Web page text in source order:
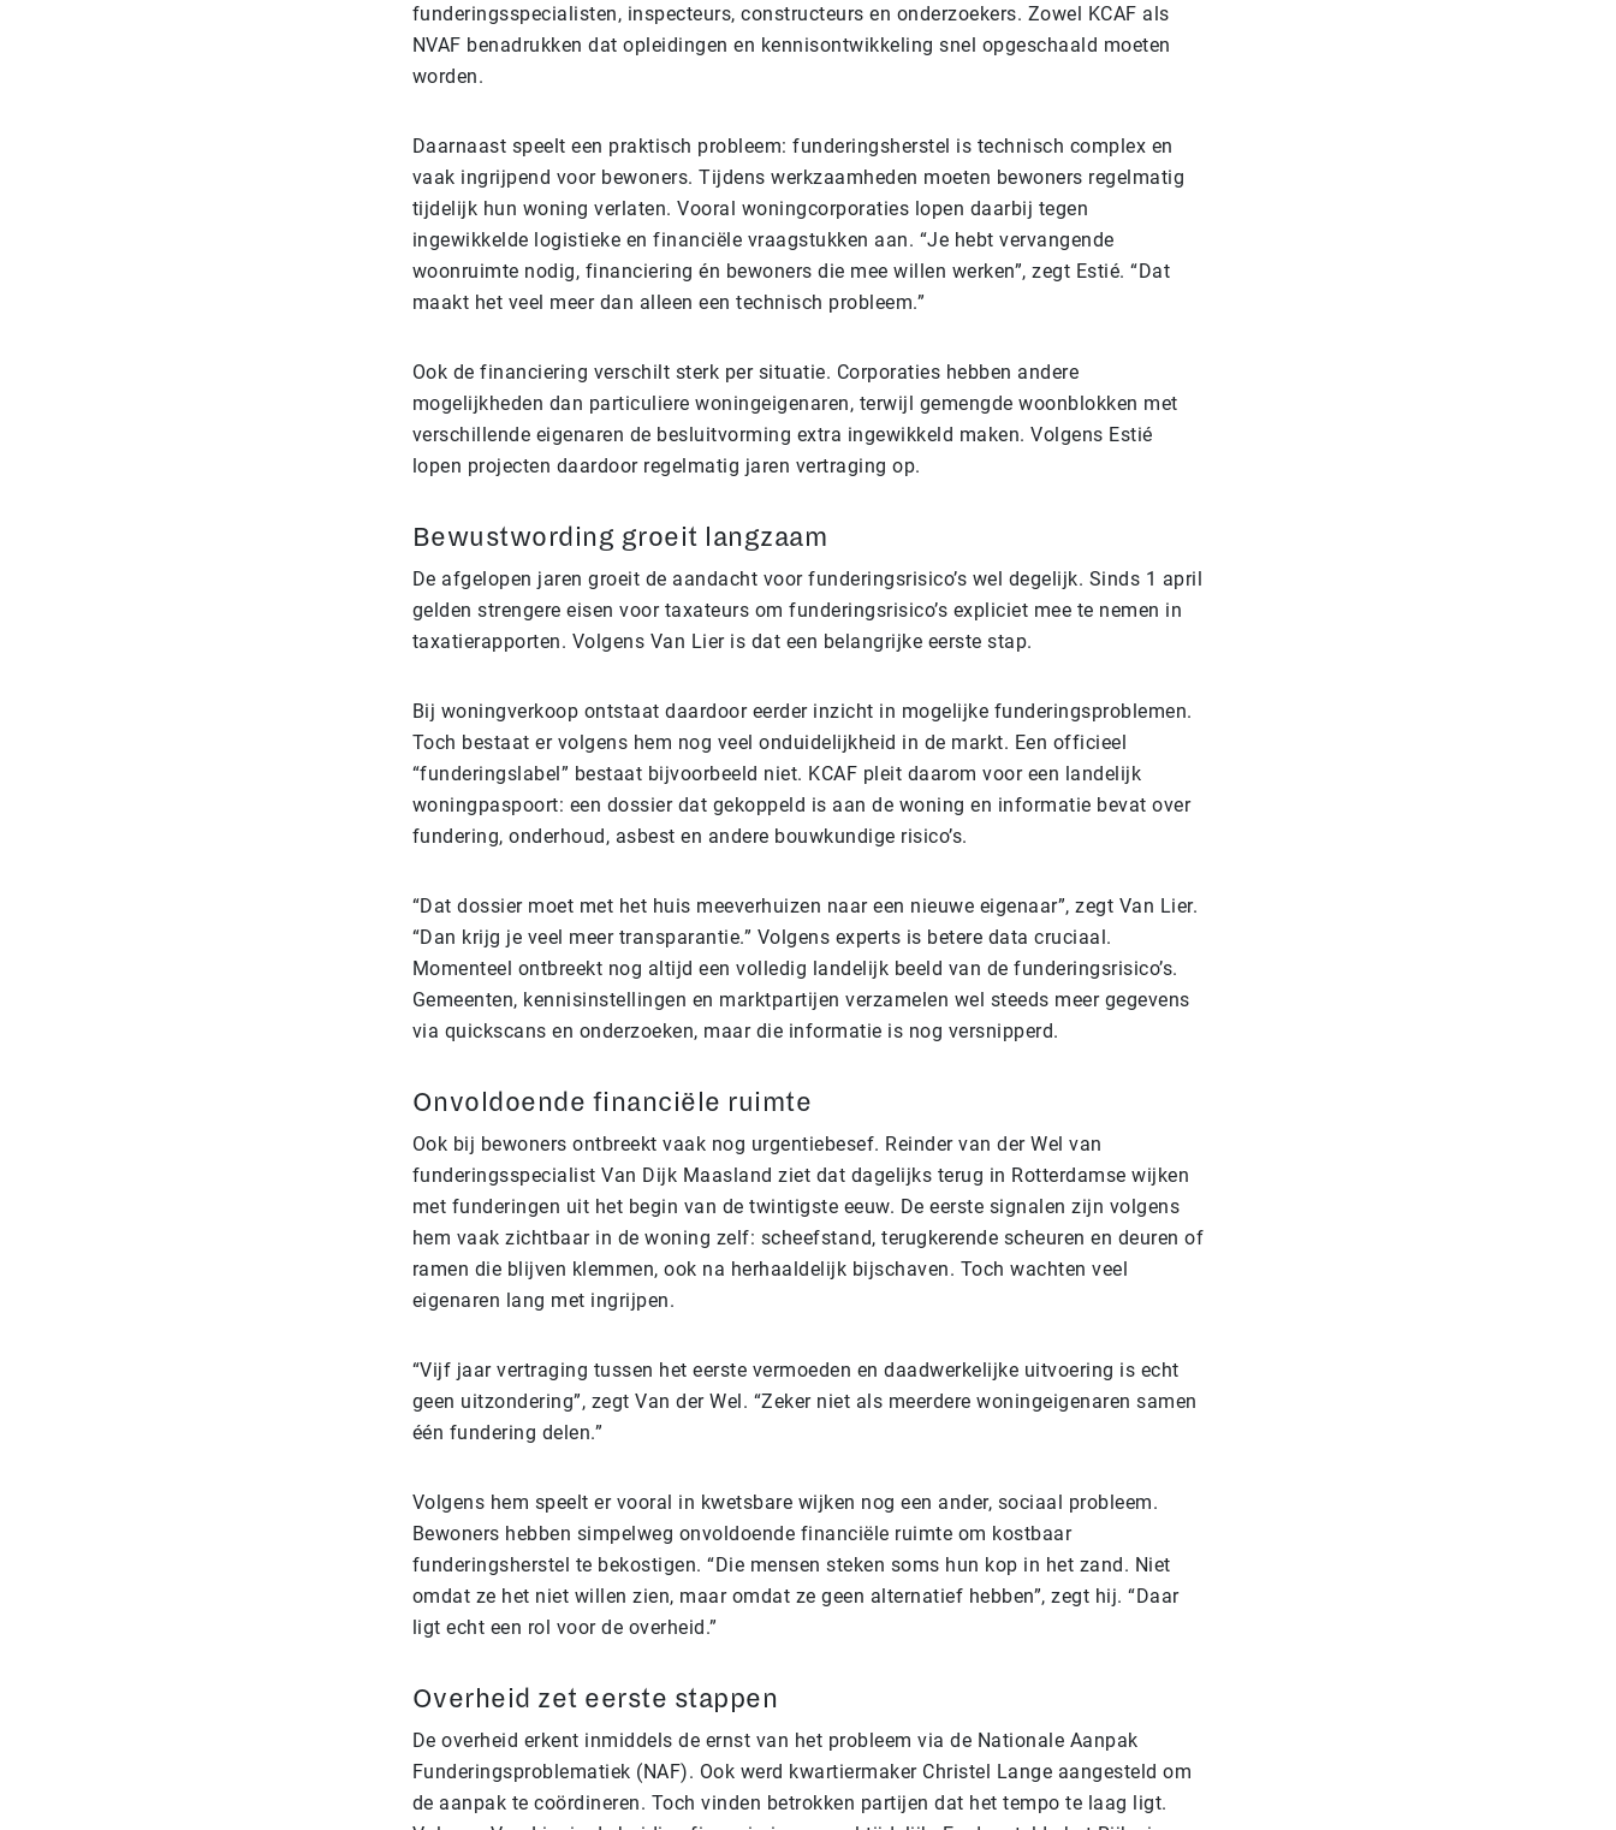
funderingsspecialisten, inspecteurs, constructeurs en onderzoekers. Zowel KCAF als
NVAF benadrukken dat opleidingen en kennisontwikkeling snel opgeschaald moeten
worden.
Daarnaast speelt een praktisch probleem: funderingsherstel is technisch complex en
vaak ingrijpend voor bewoners. Tijdens werkzaamheden moeten bewoners regelmatig
tijdelijk hun woning verlaten. Vooral woningcorporaties lopen daarbij tegen
ingewikkelde logistieke en financiële vraagstukken aan. “Je hebt vervangende
woonruimte nodig, financiering én bewoners die mee willen werken”, zegt Estié. “Dat
maakt het veel meer dan alleen een technisch probleem.”
Ook de financiering verschilt sterk per situatie. Corporaties hebben andere
mogelijkheden dan particuliere woningeigenaren, terwijl gemengde woonblokken met
verschillende eigenaren de besluitvorming extra ingewikkeld maken. Volgens Estié
lopen projecten daardoor regelmatig jaren vertraging op.
Bewustwording groeit langzaam
De afgelopen jaren groeit de aandacht voor funderingsrisico’s wel degelijk. Sinds 1 april
gelden strengere eisen voor taxateurs om funderingsrisico’s expliciet mee te nemen in
taxatierapporten. Volgens Van Lier is dat een belangrijke eerste stap.
Bij woningverkoop ontstaat daardoor eerder inzicht in mogelijke funderingsproblemen.
Toch bestaat er volgens hem nog veel onduidelijkheid in de markt. Een officieel
“funderingslabel” bestaat bijvoorbeeld niet. KCAF pleit daarom voor een landelijk
woningpaspoort: een dossier dat gekoppeld is aan de woning en informatie bevat over
fundering, onderhoud, asbest en andere bouwkundige risico’s.
“Dat dossier moet met het huis meeverhuizen naar een nieuwe eigenaar”, zegt Van Lier.
“Dan krijg je veel meer transparantie.” Volgens experts is betere data cruciaal.
Momenteel ontbreekt nog altijd een volledig landelijk beeld van de funderingsrisico’s.
Gemeenten, kennisinstellingen en marktpartijen verzamelen wel steeds meer gegevens
via quickscans en onderzoeken, maar die informatie is nog versnipperd.
Onvoldoende financiële ruimte
Ook bij bewoners ontbreekt vaak nog urgentiebesef. Reinder van der Wel van
funderingsspecialist Van Dijk Maasland ziet dat dagelijks terug in Rotterdamse wijken
met funderingen uit het begin van de twintigste eeuw. De eerste signalen zijn volgens
hem vaak zichtbaar in de woning zelf: scheefstand, terugkerende scheuren en deuren of
ramen die blijven klemmen, ook na herhaaldelijk bijschaven. Toch wachten veel
eigenaren lang met ingrijpen.
“Vijf jaar vertraging tussen het eerste vermoeden en daadwerkelijke uitvoering is echt
geen uitzondering”, zegt Van der Wel. “Zeker niet als meerdere woningeigenaren samen
één fundering delen.”
Volgens hem speelt er vooral in kwetsbare wijken nog een ander, sociaal probleem.
Bewoners hebben simpelweg onvoldoende financiële ruimte om kostbaar
funderingsherstel te bekostigen. “Die mensen steken soms hun kop in het zand. Niet
omdat ze het niet willen zien, maar omdat ze geen alternatief hebben”, zegt hij. “Daar
ligt echt een rol voor de overheid.”
Overheid zet eerste stappen
De overheid erkent inmiddels de ernst van het probleem via de Nationale Aanpak
Funderingsproblematiek (NAF). Ook werd kwartiermaker Christel Lange aangesteld om
de aanpak te coördineren. Toch vinden betrokken partijen dat het tempo te laag ligt.